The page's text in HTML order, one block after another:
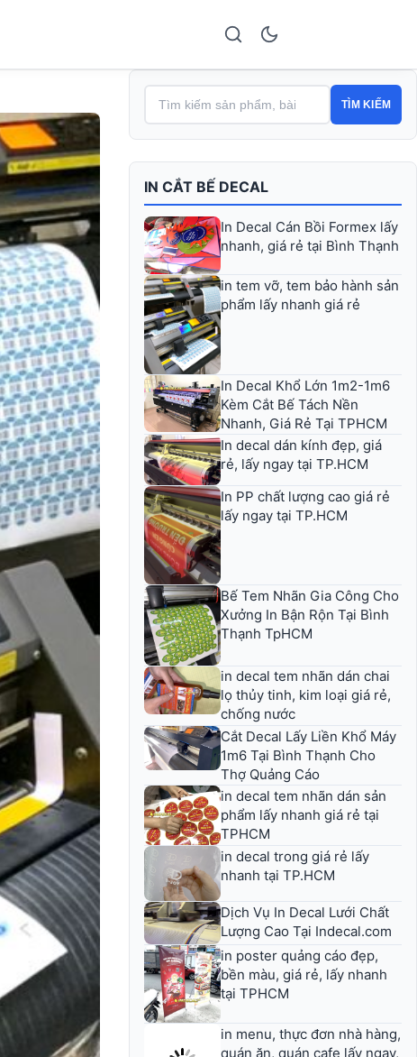
TÌM KIẾM
IN CẮT BẾ DECAL
In Decal Cán Bồi Formex lấy
nhanh, giá rẻ tại Bình Thạnh
in tem vỡ, tem bảo hành sản
phẩm lấy nhanh giá rẻ
In Decal Khổ Lớn 1m2-1m6
Kèm Cắt Bế Tách Nền
Nhanh, Giá Rẻ Tại TPHCM
In decal dán kính đẹp, giá
rẻ, lấy ngay tại TP.HCM
In PP chất lượng cao giá rẻ
lấy ngay tại TP.HCM
Bế Tem Nhãn Gia Công Cho
Xưởng In Bận Rộn Tại Bình
Thạnh TpHCM
in decal tem nhãn dán chai
lọ thủy tinh, kim loại giá rẻ,
chống nước
Cắt Decal Lấy Liền Khổ Máy
1m6 Tại Bình Thạnh Cho
Thợ Quảng Cáo
in decal tem nhãn dán sản
phẩm lấy nhanh giá rẻ tại
TPHCM
in decal trong giá rẻ lấy
nhanh tại TP.HCM
Dịch Vụ In Decal Lưới Chất
Lượng Cao Tại Indecal.com
in poster quảng cáo đẹp,
bền màu, giá rẻ, lấy nhanh
tại TPHCM
in menu, thực đơn nhà hàng,
quán ăn, quán cafe lấy ngay,